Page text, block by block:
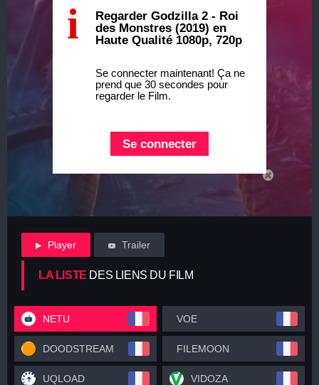
i
Regarder Godzilla 2 - Roi
des Monstres (2019) en
Haute Qualité 1080p, 720p
Se connecter maintenant! Ça ne
prend que 30 secondes pour
regarder le Film.
Se connecter
Player Trailer
LA LISTE DES LIENS DU FILM
NETU VOE
DOODSTREAM FILEMOON
UQLOAD VIDOZA